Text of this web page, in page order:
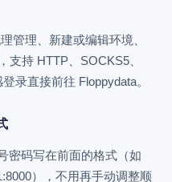
管理、新建或编辑环境、
支持 HTTP、SOCKS5、
录直接前往 Floppydata。
密码写在前面的格式（如
），不用再手动调整顺